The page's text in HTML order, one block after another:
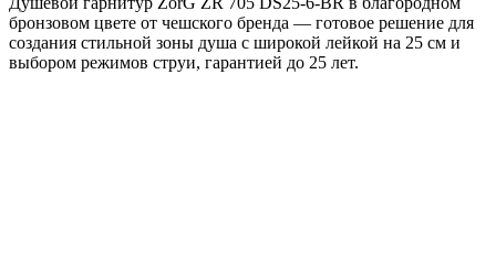
бронзовом цвете от чешского бренда — готовое решение для
создания стильной зоны душа с широкой лейкой на 25 см и
выбором режимов струи, гарантией до 25 лет.